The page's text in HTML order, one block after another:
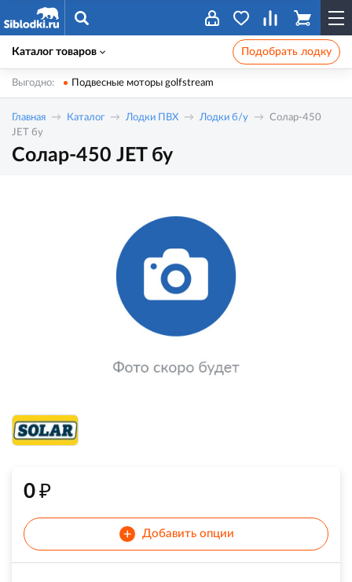
Каталог товаров Подобрать лодку
Выгодно: Подвесные моторы golfstream
Главная Каталог Лодки ПВХ Лодки б/у
Солар-450
JET бу
Солар-450 JET бу
0₽
+ Добавить опции